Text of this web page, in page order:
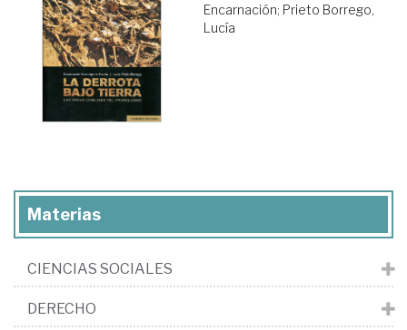
Encarnación; Prieto Borrego,
Lucía
Materias
CIENCIAS SOCIALES
DERECHO